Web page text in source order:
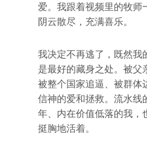
爱。我跟着视频里的牧师
阴云散尽，充满喜乐。
我决定不再逃了，既然我
是最好的藏身之处。被父
被整个国家追逼、被群体
信神的爱和拯救。流水线
年、内在价值低落的我，
挺胸地活着。